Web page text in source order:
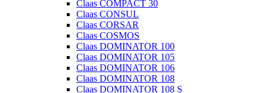
Claas COMPACT 30
Claas CONSUL
Claas CORSAR
Claas COSMOS
Claas DOMINATOR 100
Claas DOMINATOR 105
Claas DOMINATOR 106
Claas DOMINATOR 108
Claas DOMINATOR 108 S